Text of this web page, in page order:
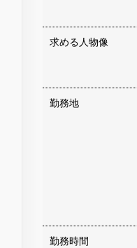
求める人物像
勤務地
勤務時間